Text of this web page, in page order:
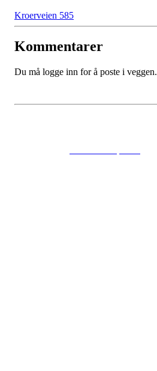
Kroerveien 585
Kommentarer
Du må logge inn for å poste i veggen.